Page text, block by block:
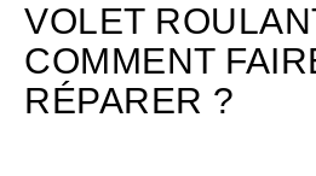
VOLET
COMMENT
RÉPARER ?